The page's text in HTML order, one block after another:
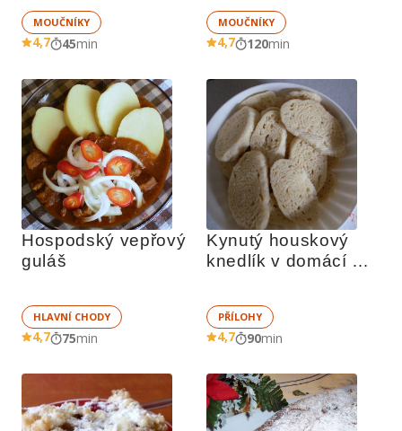
MOUČNÍKY
4,7 45min
MOUČNÍKY
4,7 120min
Hospodský vepřový
guláš
HLAVNÍ CHODY
4,7 75min
Kynutý houskový
knedlík v domácí
PŘÍLOHY
4,7 90min